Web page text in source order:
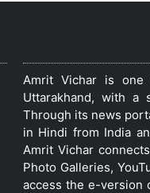
Amrit Vichar is one
Uttarakhand, with a
Through its news
in Hindi from India
Amrit Vichar
Photo Galleries,
access the e-version